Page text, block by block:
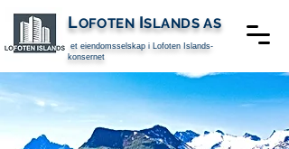
LOFOTEN ISLANDS AS
et eiendomsselskap i Lofoten Islands-
konsernet